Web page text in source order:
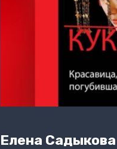
Елена Садыкова